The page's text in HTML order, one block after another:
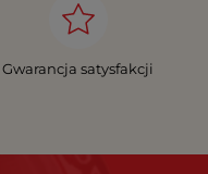
Gwarancja satysfakcji